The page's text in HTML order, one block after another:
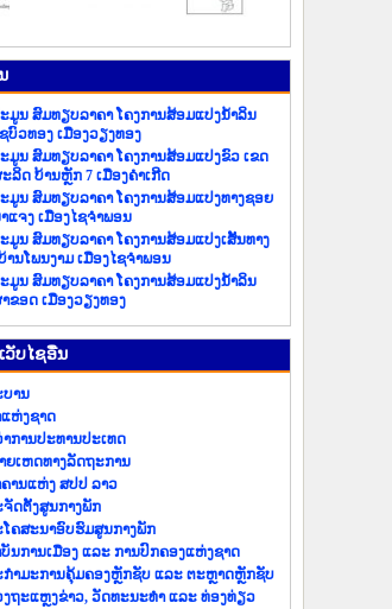
ມູນ ສົມທຽບລາຄາ ໂຄງການສ້ອມແປງນ້ຳລິນ
ບົວທອງ ເມືອງວຽງທອງ
ມູນ ສົມທຽບລາຄາ ໂຄງການສ້ອມແປງຂົວ ເຂດ
ລິດ ບ້ານຫຼັກ 7 ເມືອງຄຳເກີດ
ມູນ ສົມທຽບລາຄາ ໂຄງການສ້ອມແປງທາງຊອຍ
ແຈງ ເມືອງໄຊຈຳພອນ
ມູນ ສົມທຽບລາຄາ ໂຄງການສ້ອມແປງເສັ້ນທາງ
ານໂພນງາມ ເມືອງໄຊຈຳພອນ
ມູນ ສົມທຽບລາຄາ ໂຄງການສ້ອມແປງນ້ຳລິນ
ຂອດ ເມືອງວຽງທອງ
ວັບ​ໄຊ​ອື່ນ
ານ
ຫ່ງຊາດ
ການປະທານປະເທດ
ເຫດທາງລັດຖະການ
ານແຫ່ງ ສປປ ລາວ
ດຕັ້ງສູນກາງພັກ
ຄສະນາອົບຮົມສູນກາງພັກ
ນການເມືອງ ແລະ ການປົກຄອງແຫ່ງຊາດ
ຳມະການ​ຄຸ້ມ​ຄອງ​ຫຼັກ​ຊັບ ແລະ ຕະຫຼາດຫຼັກຊັບ
ຖະແຫຼງຂ່າວ, ວັດທະນະທຳ ແລະ ທ່ອງທ່ຽວ